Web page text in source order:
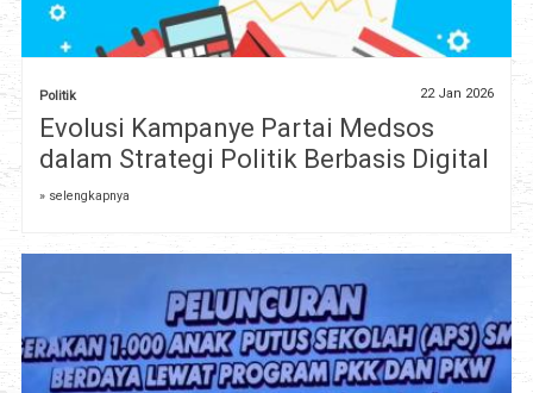
Politik 22 Jan 2026
Evolusi Kampanye Partai Medsos
dalam Strategi Politik Berbasis Digital
» selengkapnya